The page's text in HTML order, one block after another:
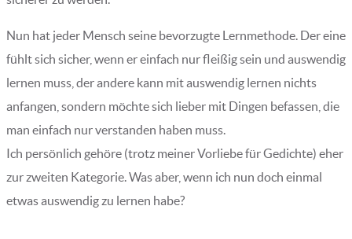
Nun hat jeder Mensch seine bevorzugte Lernmethode. Der eine
fühlt sich sicher, wenn er einfach nur fleißig sein und auswendig
lernen muss, der andere kann mit auswendig lernen nichts
anfangen, sondern möchte sich lieber mit Dingen befassen, die
man einfach nur verstanden haben muss.
Ich persönlich gehöre (trotz meiner Vorliebe für Gedichte) eher
zur zweiten Kategorie. Was aber, wenn ich nun doch einmal
etwas auswendig zu lernen habe?